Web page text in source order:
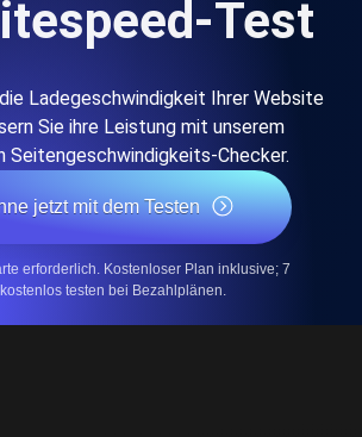
Test
Ladegeschwindigkeit Ihrer Website
Sie ihre Leistung mit unserem
Seitengeschwindigkeits-Checker.
jetzt mit dem Testen
erforderlich. Kostenloser Plan inklusive; 7
testen bei Bezahlplänen.